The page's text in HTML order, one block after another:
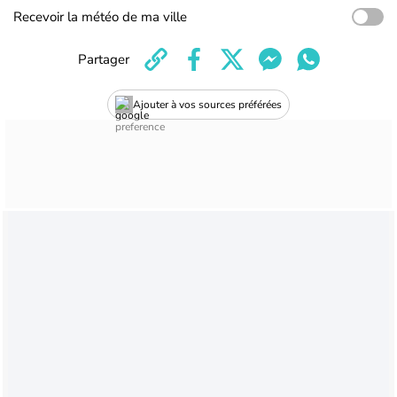
Recevoir la météo de ma ville
Ajouter à vos sources préférées
Partager